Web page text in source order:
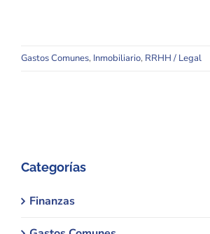
Gastos Comunes, Inmobiliario, RRHH / Legal
Categorías
Finanzas